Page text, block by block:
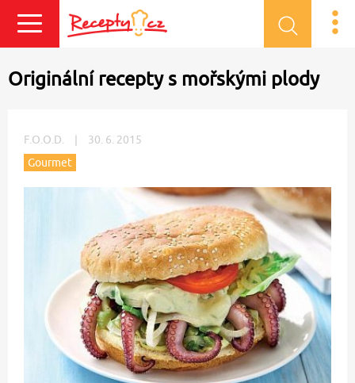
Přihlásit se
Originální recepty s mořskými plody
F.O.O.D.
30. 6. 2015
Gourmet